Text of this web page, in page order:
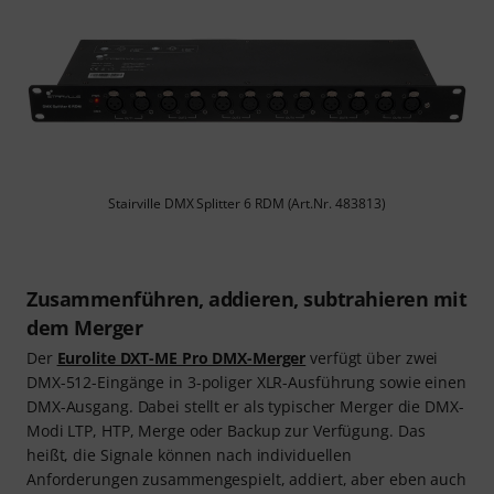
Stairville DMX Splitter 6 RDM (Art.Nr. 483813)
Zusammenführen, addieren, subtrahieren mit
dem Merger
Der Eurolite DXT-ME Pro DMX-Merger verfügt über zwei
DMX-512-Eingänge in 3-poliger XLR-Ausführung sowie einen
DMX-Ausgang. Dabei stellt er als typischer Merger die DMX-
Modi LTP, HTP, Merge oder Backup zur Verfügung. Das
heißt, die Signale können nach individuellen
Anforderungen zusammengespielt, addiert, aber eben auch